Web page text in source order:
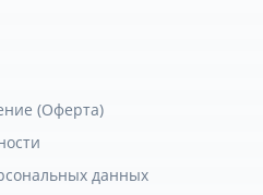
(Оферта)
данных